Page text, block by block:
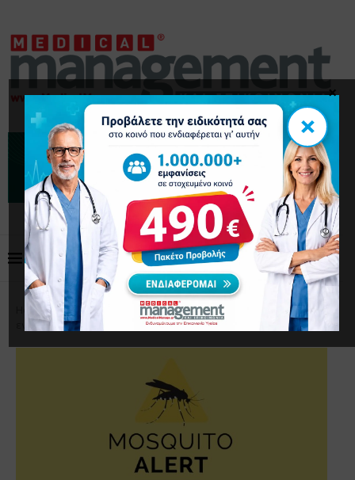
Home Επιστημονικά Άρθρα
Κώνωψ… ο
ενοχλητικός
×
×